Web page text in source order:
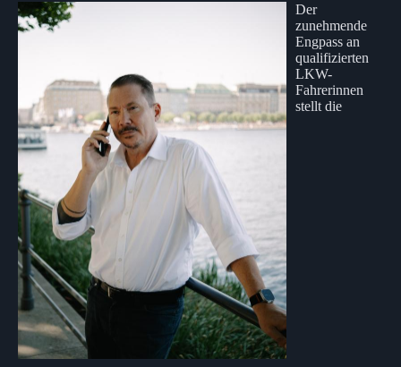
Der
zunehmende
Engpass an
qualifizierten
LKW-
Fahrerinnen
stellt die